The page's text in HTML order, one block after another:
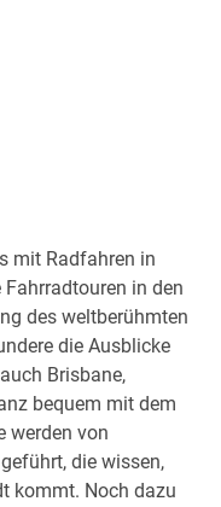
mit Radfahren in
in den
des weltberühmten
die Ausblicke
Brisbane,
bequem mit dem
werden von
die wissen,
kommt. Noch dazu